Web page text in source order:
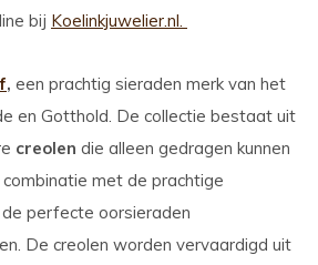
bij Koelinkjuwelier.nl.
, een prachtig sieraden merk van het
en Gotthold. De collectie bestaat uit
creolen die alleen gedragen kunnen
met de prachtige
de perfecte oorsieraden
De creolen worden vervaardigd uit